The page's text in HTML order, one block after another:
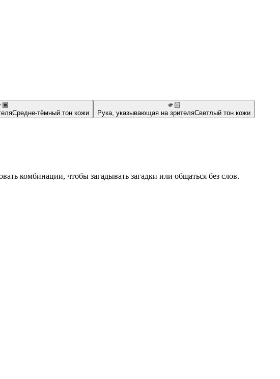
Средне-тёмный тон кожи
🫵🏻
Рука, указывающая на зрителяСветлый тон кожи
комбинации, чтобы загадывать загадки или общаться без слов.